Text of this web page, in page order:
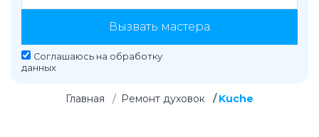
Вызвать мастера
Соглашаюсь на обработку
данных
Главная Ремонт духовок Kuche